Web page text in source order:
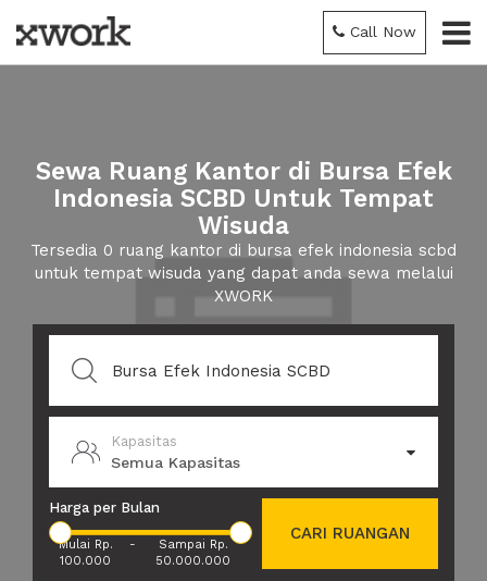
Call Now
Sewa Ruang Kantor di Bursa Efek
Indonesia SCBD Untuk Tempat
Wisuda
Tersedia 0 ruang kantor di bursa efek indonesia scbd
untuk tempat wisuda yang dapat anda sewa melalui
XWORK
Kapasitas
Semua Kapasitas
Harga per Bulan
Mulai Rp.
100.000
-
Sampai Rp.
50.000.000
CARI RUANGAN